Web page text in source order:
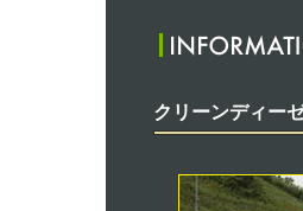
クリーンディー